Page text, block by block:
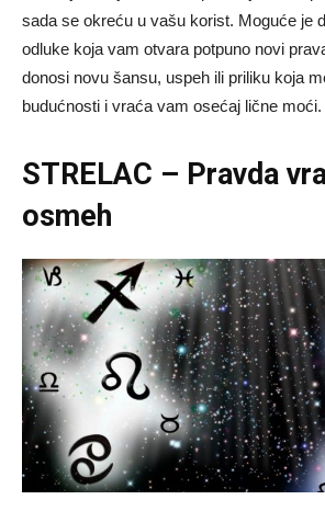
sada se okreću u vašu korist. Moguće je
odluke koja vam otvara potpuno novi
donosi novu šansu, uspeh ili priliku koja
budućnosti i vraća vam osećaj lične moći.
STRELAC – Pravda
osmeh